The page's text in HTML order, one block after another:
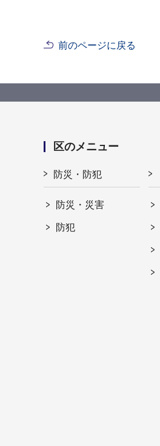
前のページに戻る
区のメニュー
防災・防犯
防災・災害
防犯